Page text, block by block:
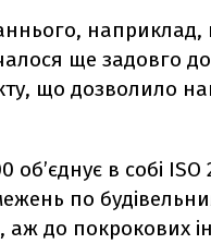
наприклад,
ще задовго
що дозволило
об’єднує в собі
по
до покрокових